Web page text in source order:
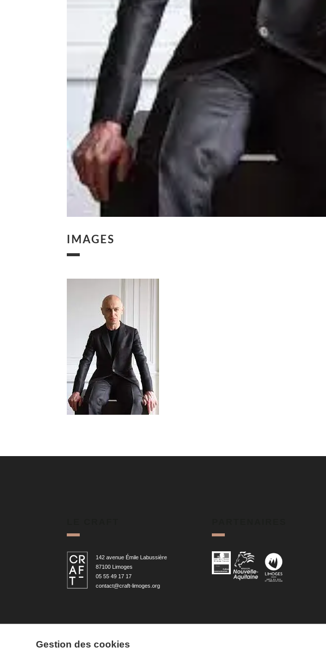
IMAGES
142 avenue Émile Labussière
87100 Limoges
05 55 49 17 17
contact@craft-limoges.org
Gestion des cookies